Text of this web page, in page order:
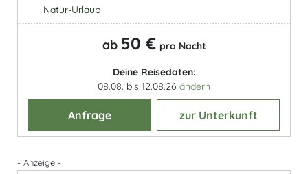
Natur-Urlaub
ab 50 € pro Nacht
Deine Reisedaten:
08.08. bis 12.08.26 ändern
Anfrage zur Unterkunft
- Anzeige -